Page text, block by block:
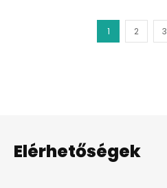
1 2 3
Elérhetőségek